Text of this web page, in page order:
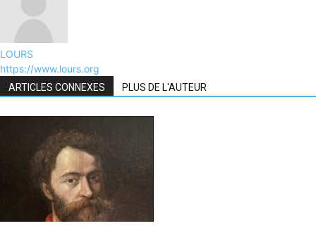
LOURS
https://www.lours.org
ARTICLES CONNEXES PLUS DE L'AUTEUR